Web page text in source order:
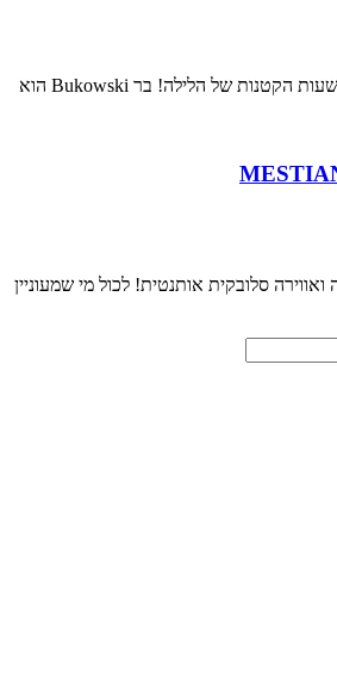
המקום המושלם לשתייה בשעות הקטנות של הלילה! בר Bukowski הוא
סלובקית אותנטית! לכול מי שמעוניין